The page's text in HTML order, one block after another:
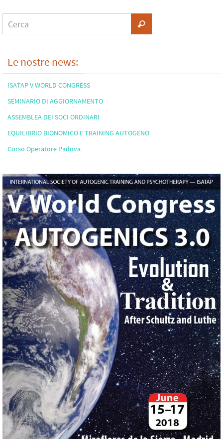
Le nostre news:
ISATAP V WORLD CONGRESS
SEMINARIO DI AGGIORNAMENTO
ASSEMBLEA DEI SOCI ORDINARI
EQUILIBRIO BIONOMICO E TRAINING AUTOGENO
Corso Operatore Padova